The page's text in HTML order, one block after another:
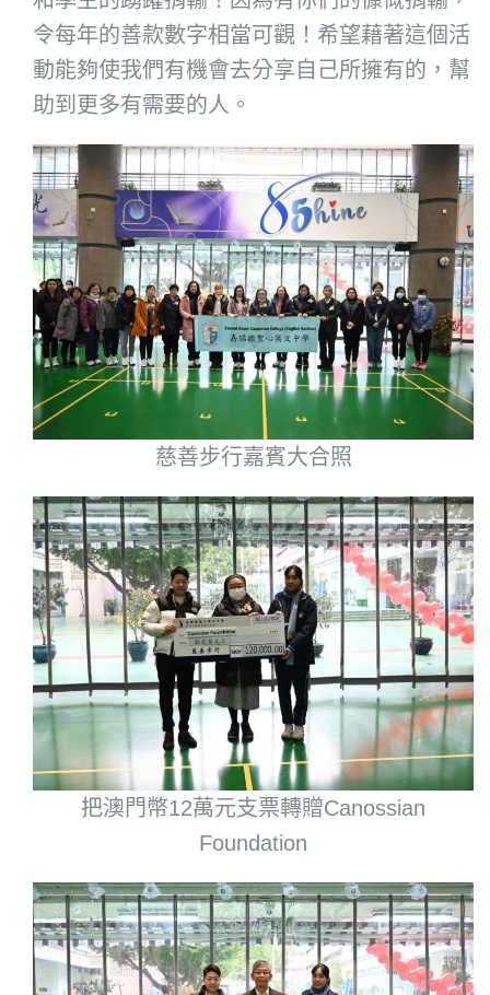
令每年的善款數字相當可觀！希望藉著這個活
動能夠使我們有機會去分享自己所擁有的，幫
助到更多有需要的人。
慈善步行嘉賓大合照
把澳門幣12萬元支票轉贈Canossian
Foundation